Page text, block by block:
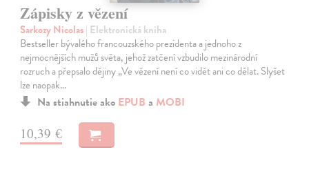
Zápisky z vězení
Sarkozy Nicolas| Elektronická kniha
Bestseller bývalého francouzského prezidenta a jednoho z
nejmocnějších mužů světa, jehož zatčení vzbudilo mezinárodní
rozruch a přepsalo dějiny „Ve vězení není co vidět ani co dělat. Slyšet
lze naopak…
Na stiahnutie ako EPUB a MOBI
10,39 €